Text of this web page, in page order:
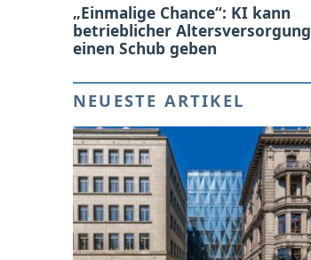
„Einmalige Chance“: KI kann
betrieblicher Altersversorgung
einen Schub geben
NEUESTE ARTIKEL